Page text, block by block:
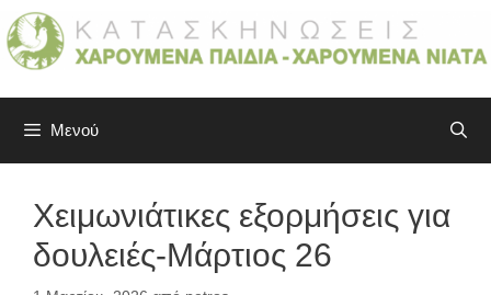
Μετάβαση
σε
περιεχόμενο
Μενού
Χειμωνιάτικες εξορμήσεις για
δουλειές-Μάρτιος 26